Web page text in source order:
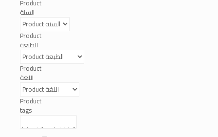
Product
السنة
Product
الطبعة
Product
اللغة
Product
tags